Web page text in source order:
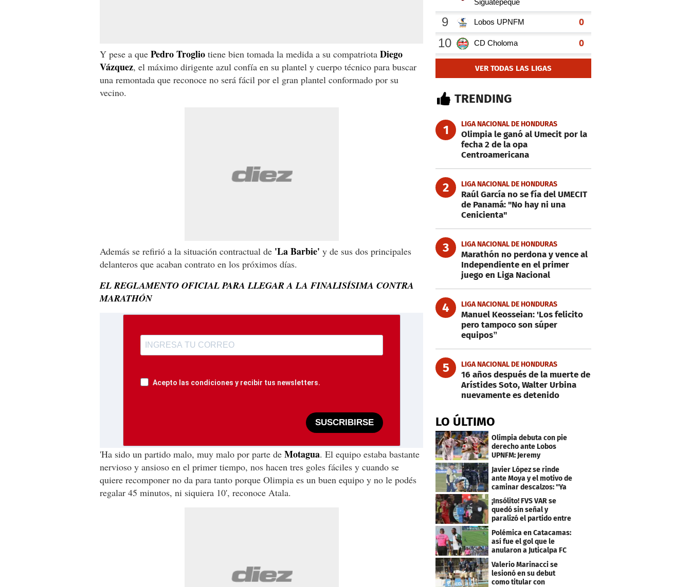
Y pese a que Pedro Troglio tiene bien tomada la medida a su compatriota Diego
Vázquez, el máximo dirigente azul confía en su plantel y cuerpo técnico para buscar
una remontada que reconoce no será fácil por el gran plantel conformado por su
vecino.
Además se refirió a la situación contractual de 'La Barbie' y de sus dos principales
delanteros que acaban contrato en los próximos días.
EL REGLAMENTO OFICIAL PARA LLEGAR A LA FINALISÍSIMA CONTRA
MARATHÓN
Acepto las condiciones y recibir tus newsletters.
SUSCRIBIRSE
'Ha sido un partido malo, muy malo por parte de Motagua. El equipo estaba bastante
nervioso y ansioso en el primer tiempo, nos hacen tres goles fáciles y cuando se
quiere recomponer no da para tanto porque Olimpia es un buen equipo y no le podés
regalar 45 minutos, ni siquiera 10', reconoce Atala.
VER TODAS LAS LIGAS
TRENDING
1 LIGA NACIONAL DE HONDURAS
Olimpia le ganó al Umecit por la
fecha 2 de la opa
Centroamericana
2 LIGA NACIONAL DE HONDURAS
Raúl García no se fía del UMECIT
de Panamá: "No hay ni una
Cenicienta"
3 LIGA NACIONAL DE HONDURAS
Marathón no perdona y vence al
Independiente en el primer
juego en Liga Nacional
4 LIGA NACIONAL DE HONDURAS
Manuel Keosseian: 'Los felicito
pero tampoco son súper
equipos”
5 LIGA NACIONAL DE HONDURAS
16 años después de la muerte de
Arístides Soto, Walter Urbina
nuevamente es detenido
LO ÚLTIMO
Olimpia debuta con pie
derecho ante Lobos
UPNFM: Jeremy
Rodríguez fue el héroe
Javier López se rinde
ante Moya y el motivo de
caminar descalzos: "Ya
nos piden la 21"
¡Insólito! FVS VAR se
quedó sin señal y
paralizó el partido entre
Estrella Roja-Olancho
Polémica en Catacamas:
así fue el gol que le
anularon a Juticalpa FC
ante Motagua
Valerio Marinacci se
lesionó en su debut
como titular con